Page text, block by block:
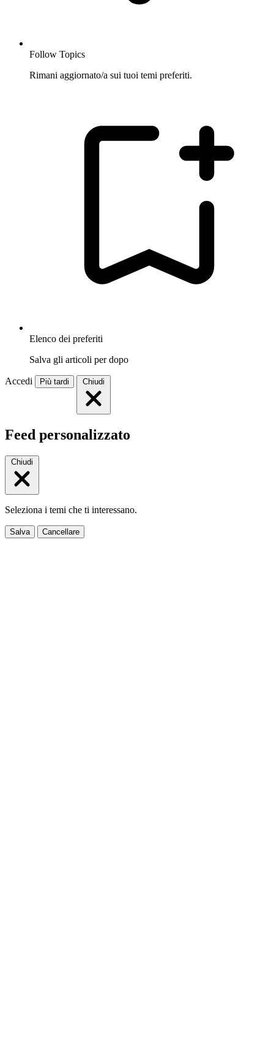
Follow Topics
Rimani aggiornato/a sui tuoi temi preferiti.
Elenco dei preferiti
Salva gli articoli per dopo
Accedi Più tardi Chiudi
Feed personalizzato
Chiudi
Seleziona i temi che ti interessano.
Salva Cancellare